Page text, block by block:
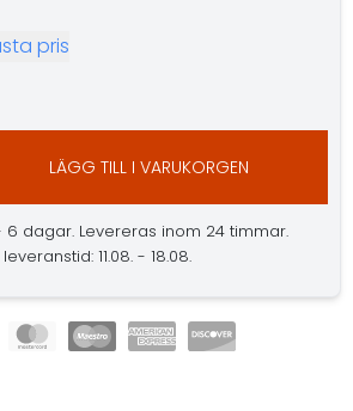
pris
LÄGG TILL I VARUKORGEN
6 dagar. Levereras inom 24 timmar.
11.08. - 18.08.